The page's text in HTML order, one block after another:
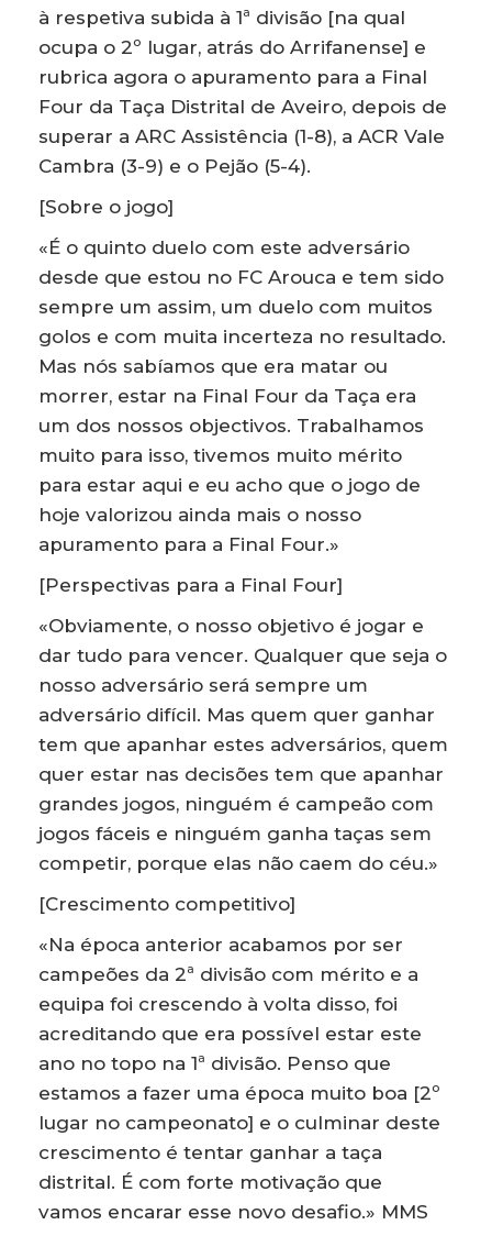
à respetiva subida à 1ª divisão [na qual
ocupa o 2º lugar, atrás do Arrifanense] e
rubrica agora o apuramento para a Final
Four da Taça Distrital de Aveiro, depois de
superar a ARC Assistência (1-8), a ACR Vale
Cambra (3-9) e o Pejão (5-4).
[Sobre o jogo]
«É o quinto duelo com este adversário
desde que estou no FC Arouca e tem sido
sempre um assim, um duelo com muitos
golos e com muita incerteza no resultado.
Mas nós sabíamos que era matar ou
morrer, estar na Final Four da Taça era
um dos nossos objectivos. Trabalhamos
muito para isso, tivemos muito mérito
para estar aqui e eu acho que o jogo de
hoje valorizou ainda mais o nosso
apuramento para a Final Four.»
[Perspectivas para a Final Four]
«Obviamente, o nosso objetivo é jogar e
dar tudo para vencer. Qualquer que seja o
nosso adversário será sempre um
adversário difícil. Mas quem quer ganhar
tem que apanhar estes adversários, quem
quer estar nas decisões tem que apanhar
grandes jogos, ninguém é campeão com
jogos fáceis e ninguém ganha taças sem
competir, porque elas não caem do céu.»
[Crescimento competitivo]
«Na época anterior acabamos por ser
campeões da 2ª divisão com mérito e a
equipa foi crescendo à volta disso, foi
acreditando que era possível estar este
ano no topo na 1ª divisão. Penso que
estamos a fazer uma época muito boa [2º
lugar no campeonato] e o culminar deste
crescimento é tentar ganhar a taça
distrital. É com forte motivação que
vamos encarar esse novo desafio.» MMS